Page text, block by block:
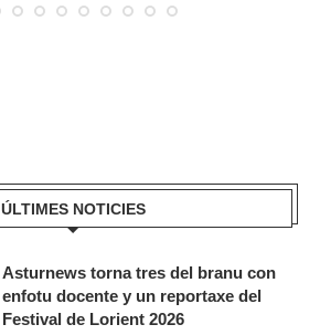
ÚLTIMES NOTICIES
Asturnews torna tres del branu con
enfotu docente y un reportaxe del
Festival de Lorient 2026